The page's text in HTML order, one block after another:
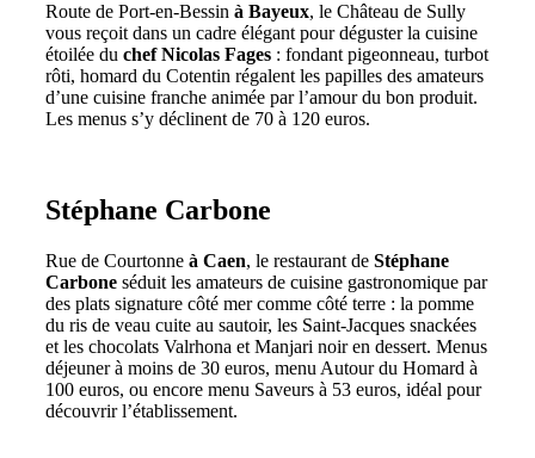
Route de Port-en-Bessin à Bayeux, le Château de Sully
vous reçoit dans un cadre élégant pour déguster la cuisine
étoilée du chef Nicolas Fages : fondant pigeonneau, turbot
rôti, homard du Cotentin régalent les papilles des amateurs
d’une cuisine franche animée par l’amour du bon produit.
Les menus s’y déclinent de 70 à 120 euros.
Stéphane Carbone
Rue de Courtonne à Caen, le restaurant de Stéphane
Carbone séduit les amateurs de cuisine gastronomique par
des plats signature côté mer comme côté terre : la pomme
du ris de veau cuite au sautoir, les Saint-Jacques snackées
et les chocolats Valrhona et Manjari noir en dessert. Menus
déjeuner à moins de 30 euros, menu Autour du Homard à
100 euros, ou encore menu Saveurs à 53 euros, idéal pour
découvrir l’établissement.